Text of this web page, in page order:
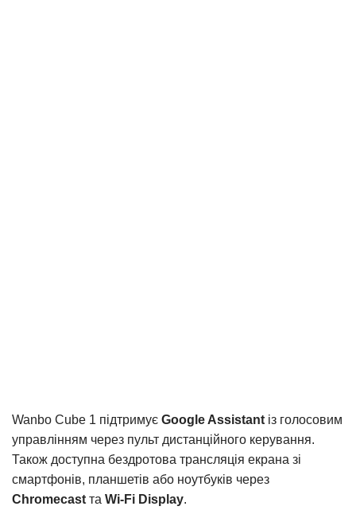
Wanbo Cube 1 підтримує Google Assistant із голосовим
управлінням через пульт дистанційного керування.
Також доступна бездротова трансляція екрана зі
смартфонів, планшетів або ноутбуків через
Chromecast та Wi-Fi Display.